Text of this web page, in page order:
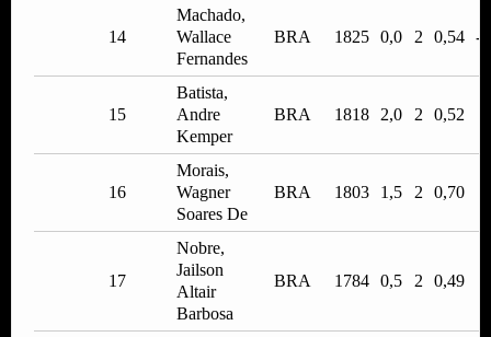
14
Machado,
Wallace
Fernandes
BRA 1825 0,0 2 0,54 -
15
Batista,
Andre
Kemper
BRA 1818 2,0 2 0,52
16
Morais,
Wagner
Soares De
BRA 1803 1,5 2 0,70
17
Nobre,
Jailson
Altair
Barbosa
BRA 1784 0,5 2 0,49